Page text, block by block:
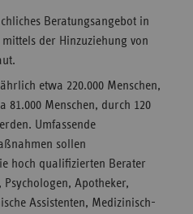
Beratungsangebot in
der Hinzuziehung von
etwa 220.000 Menschen,
81.000 Menschen, durch 120
Umfassende
sollen
hoch qualifizierten Berater
Apotheker,
Assistenten, Medizinisch-